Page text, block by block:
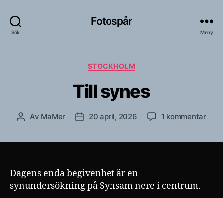
Sök
Fotospår
Meny
Kategorier
STOCKHOLM
Till synes
Inläggsförfattare
Av MaMer Inläggsdatum
20 april, 2026 1 kommentartill
Dagens enda begivenhet är en
synundersökning på Synsam nere i centrum.